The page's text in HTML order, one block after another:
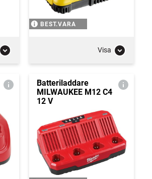
BEST.VARA
Visa
Batteriladdare
MILWAUKEE M12 C4
12 V